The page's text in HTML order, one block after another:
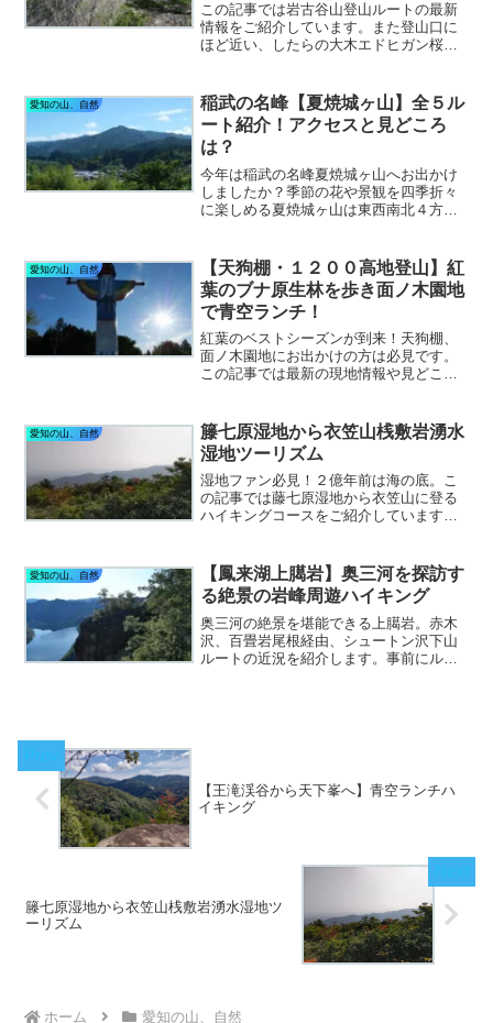
この記事では岩古谷山登山ルートの最新
情報をご紹介しています。また登山口に
ほど近い、したらの大木エドヒガン桜は
旅をご紹介します。
愛知の山、自然
稲武の名峰【夏焼城ヶ山】全５ル
ート紹介！アクセスと見どころ
は？
今年は稲武の名峰夏焼城ヶ山へお出かけ
しましたか？季節の花や景観を四季折々
に楽しめる夏焼城ヶ山は東西南北４方向
セスと見どころをたっぷりと紹介しま
す。
愛知の山、自然
【天狗棚・１２００高地登山】紅
葉のブナ原生林を歩き面ノ木園地
で青空ランチ！
紅葉のベストシーズンが到来！天狗棚、
面ノ木園地にお出かけの方は必見です。
この記事では最新の現地情報や見どころ
浴や青空ランチを楽しみにお出かけして
みませんか。
愛知の山、自然
籐七原湿地から衣笠山桟敷岩湧水
湿地ツーリズム
湿地ファン必見！２億年前は海の底。こ
の記事では藤七原湿地から衣笠山に登る
ハイキングコースをご紹介しています。
り、下山後のショッピングと地域まるご
と楽しめる湧水湿地ツーリズムです。
愛知の山、自然
【鳳来湖上臈岩】奥三河を探訪す
る絶景の岩峰周遊ハイキング
奥三河の絶景を堪能できる上臈岩。赤木
沢、百畳岩尾根経由、シュートン沢下山
ルートの近況を紹介します。事前にルー
【王滝渓谷から天下峯へ】青空ランチハ
イキング
籐七原湿地から衣笠山桟敷岩湧水湿地ツ
ーリズム
ホーム 愛知の山、自然